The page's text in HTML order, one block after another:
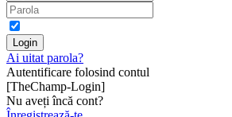
Ai uitat parola?
Autentificare folosind contul
[TheChamp-Login]
Nu aveți încă cont?